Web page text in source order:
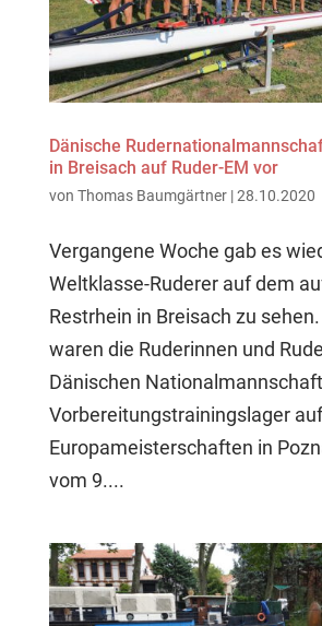
Dänische
in Breisach auf Ruder-EM vor
von Thomas Baumgärtner|28.10.2020
Vergangene Woche gab es
Weltklasse-Ruderer auf dem
Restrhein in Breisach zu
waren die Ruderinnen und
Dänischen
Vorbereitungstrainingslager
Europameisterschaften in
vom 9....